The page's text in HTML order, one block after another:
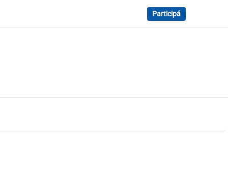
Participá